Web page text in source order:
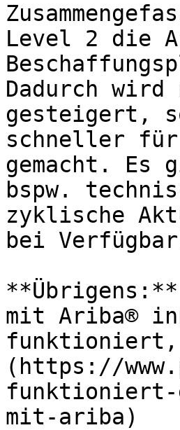
Level 2 die
Dadurch
gesteigert,
schneller für
gemacht.
bspw.
zyklische
bei
**Übrigens:**
mit Ariba®
(https://
funktioniert-
mit-ariba)